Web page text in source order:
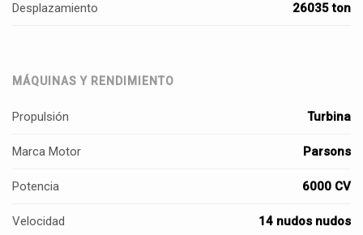
Desplazamiento 26035 ton
MÁQUINAS Y RENDIMIENTO
Propulsión Turbina
Marca Motor Parsons
Potencia 6000 CV
Velocidad 14 nudos nudos